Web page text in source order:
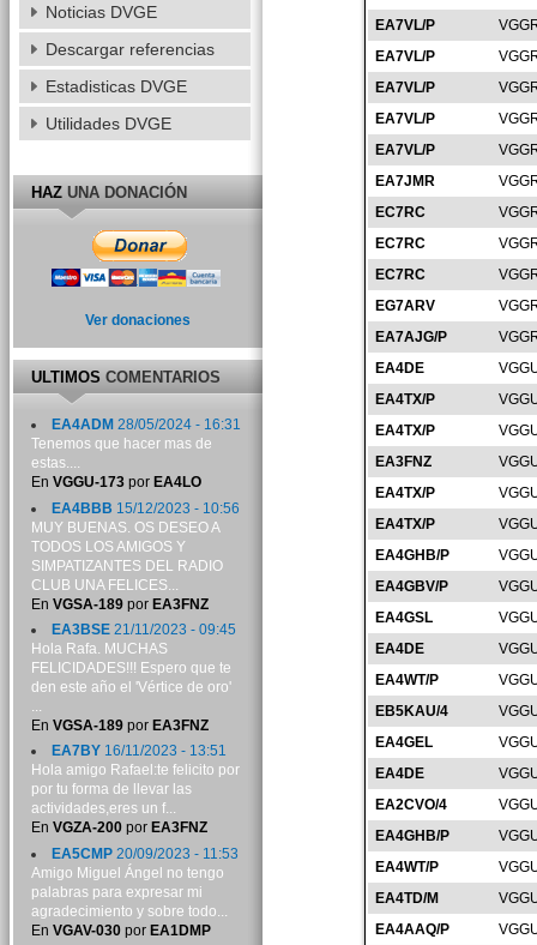
EA7VL/P
EA7VL/P
EA7VL/P
EA7VL/P
EA7VL/P
EA7JMR
EC7RC
EC7RC
EC7RC
EG7ARV
EA7AJG/P
EA4DE
EA4TX/P
EA4TX/P
EA3FNZ
EA4TX/P
EA4TX/P
EA4GHB/P
EA4GBV/P
EA4GSL
EA4DE
EA4WT/P
EB5KAU/4
EA4GEL
EA4DE
EA2CVO/4
EA4GHB/P
EA4WT/P
EA4TD/M
EA4AAQ/P
Noticias DVGE
Descargar referencias
Estadisticas DVGE
Utilidades DVGE
HAZUNA DONACIÓN
Ver donaciones
ULTIMOSCOMENTARIOS
EA4ADM 28/05/2024 - 16:31
Tenemos que hacer mas de
estas....
En VGGU-173por EA4LO
EA4BBB 15/12/2023 - 10:56
MUY BUENAS. OS DESEO A
TODOS LOS AMIGOS Y
SIMPATIZANTES DEL RADIO
CLUB UNA FELICES...
En VGSA-189por EA3FNZ
EA3BSE21/11/2023 - 09:45
Hola Rafa. MUCHAS
FELICIDADES!!! Espero que te
den este año el 'Vértice de oro'
...
En VGSA-189por EA3FNZ
EA7BY16/11/2023 - 13:51
Hola amigo Rafael:te felicito por
por tu forma de llevar las
actividades,eres un f...
En VGZA-200por EA3FNZ
EA5CMP20/09/2023 - 11:53
Amigo Miguel Ángel no tengo
palabras para expresar mi
agradecimiento y sobre todo...
En VGAV-030por EA1DMP